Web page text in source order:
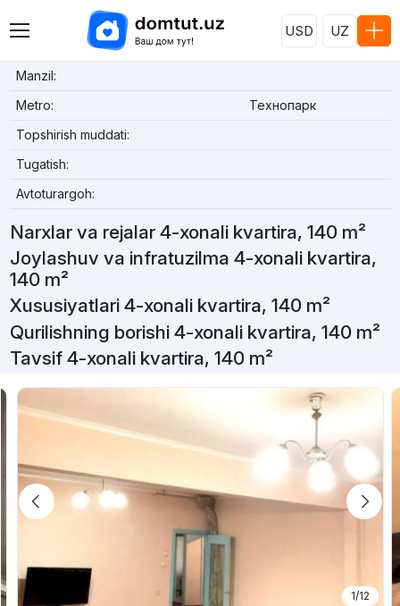
USD UZ
Manzil:
Metro:
Технопарк
Topshirish muddati:
Tugatish:
Avtoturargoh:
Narxlar va rejalar 4-xonali kvartira, 140 m²
Joylashuv va infratuzilma 4-xonali kvartira,
140 m²
Xususiyatlari 4-xonali kvartira, 140 m²
Qurilishning borishi 4-xonali kvartira, 140 m²
Tavsif 4-xonali kvartira, 140 m²
1/12